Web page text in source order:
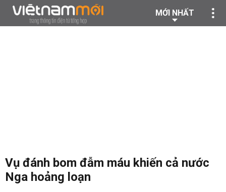
MỚI NHẤT
Vụ đánh bom đẫm máu khiến cả nước
Nga hoảng loạn